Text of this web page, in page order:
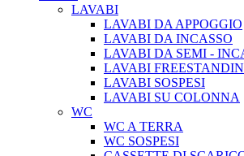
LAVABI
LAVABI DA APPOGGIO
LAVABI DA INCASSO
LAVABI DA SEMI -
LAVABI
LAVABI SOSPESI
LAVABI SU COLONNA
WC
WC A TERRA
WC SOSPESI